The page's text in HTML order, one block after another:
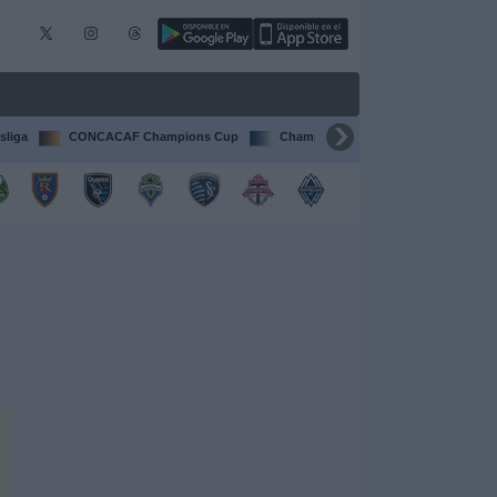
CONCACAF Champions Cup Champions League